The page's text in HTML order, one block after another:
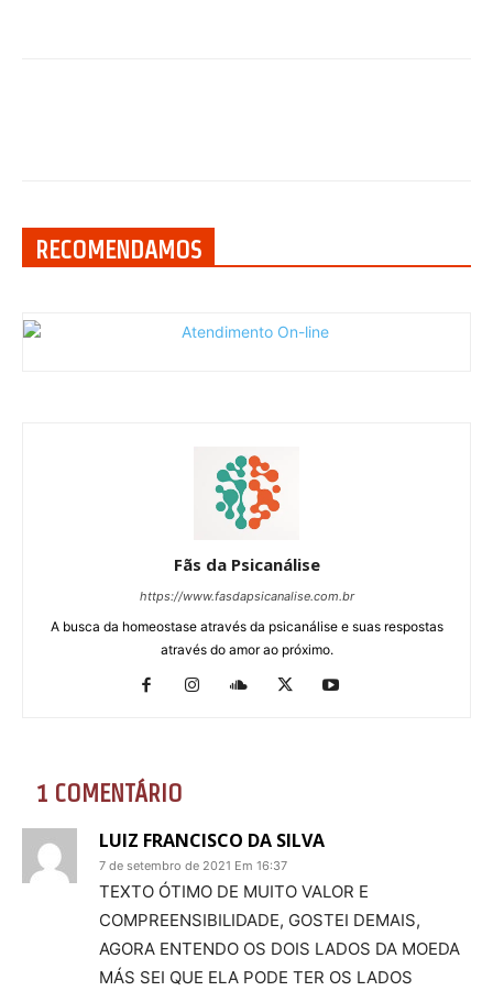
RECOMENDAMOS
Fãs da Psicanálise
https://www.fasdapsicanalise.com.br
A busca da homeostase através da psicanálise e suas respostas
através do amor ao próximo.
1 COMENTÁRIO
LUIZ FRANCISCO DA SILVA
7 de setembro de 2021 Em 16:37
TEXTO ÓTIMO DE MUITO VALOR E
COMPREENSIBILIDADE, GOSTEI DEMAIS,
AGORA ENTENDO OS DOIS LADOS DA MOEDA
MÁS SEI QUE ELA PODE TER OS LADOS